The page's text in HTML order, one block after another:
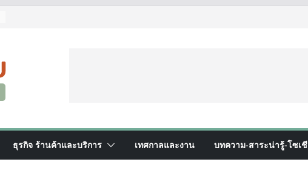
ธุรกิจ ร้านค้าและบริการ เทศกาลและงาน บทความ-สาระน่ารู้-โซเ